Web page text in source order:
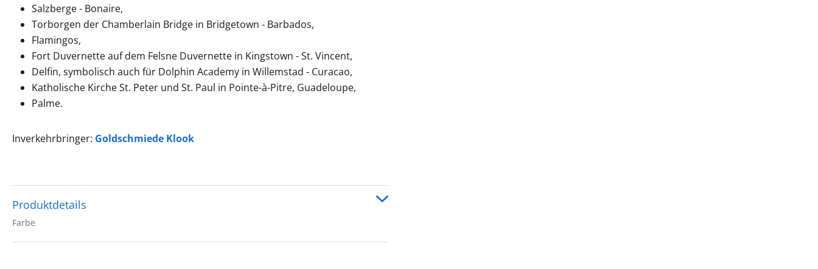
Salzberge - Bonaire,
Torborgen der Chamberlain Bridge in Bridgetown - Barbados,
Flamingos,
Fort Duvernette auf dem Felsne Duvernette in Kingstown - St. Vincent,
Delfin, symbolisch auch für Dolphin Academy in Willemstad - Curacao,
Katholische Kirche St. Peter und St. Paul in Pointe-à-Pitre, Guadeloupe,
Palme.
Inverkehrbringer: Goldschmiede Klook
Produktdetails
Farbe